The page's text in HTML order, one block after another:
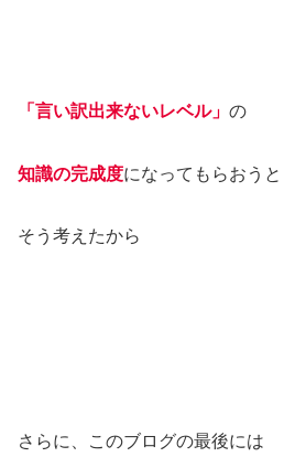
「言い訳出来ないレベル」 の
知識の完成度になってもらおうと
そう考えたから
さらに、このブログの最後には